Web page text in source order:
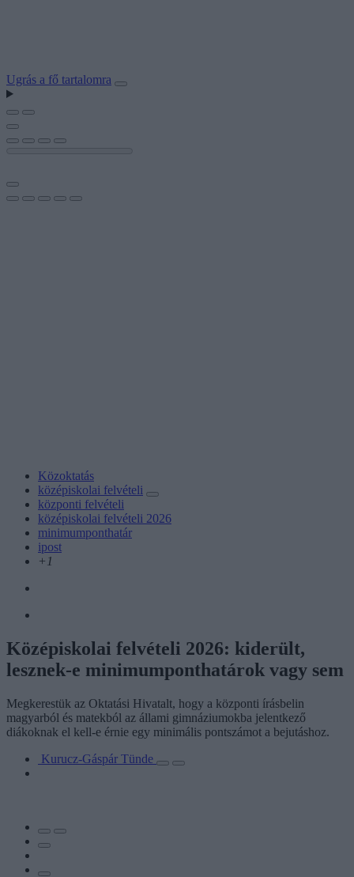
Ugrás a fő tartalomra
Közoktatás
középiskolai felvételi
központi felvételi
középiskolai felvételi 2026
minimumponthatár
ipost
+1
Középiskolai felvételi 2026: kiderült,
lesznek-e minimumponthatárok vagy sem
Megkerestük az Oktatási Hivatalt, hogy a központi írásbelin
magyarból és matekból az állami gimnáziumokba jelentkező
diákoknak el kell-e érnie egy minimális pontszámot a bejutáshoz.
Kurucz-Gáspár Tünde